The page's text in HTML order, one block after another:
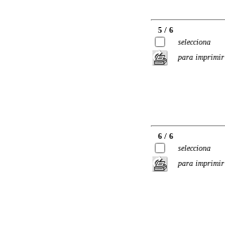
5 / 6
selecciona
para imprimir
6 / 6
selecciona
para imprimir